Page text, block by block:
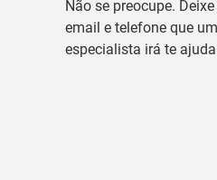
Não se preocupe. Deixe
email e telefone que um
especialista irá te